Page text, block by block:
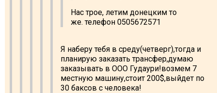
Нас трое, летим донецким то
же. телефон 0505672571
Я наберу тебя в среду(четверг),тогда и
планирую заказать трансфер,думаю
заказывать в ООО Гудаури!возмем 7
местную машину,стоит 200$,выйдет по
30 баксов с человека!